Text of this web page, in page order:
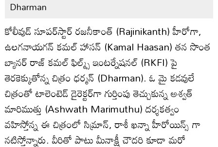
Dharman
కోలీవుడ్ సూపర్‌స్టార్ రజనీకాంత్ (Rajinikanth) హీరోగా,
ఉలగనాయగన్ కమల్ హాసన్ (Kamal Haasan) తన సొంత
బ్యానర్ రాజ్ కమల్ ఫిల్మ్స్ ఇంటర్నేషనల్ (RKFI) పై
తెరకెక్కుతోన్న చిత్రం ధర్మన్ (Dharman). ఓ మై కడవులే
చిత్రంతో టాలెంటెడ్ డైరెక్టర్‌గా గుర్తింపు తెచ్చుకున్న అశ్వత్
మారిముత్తు (Ashwath Marimuthu) దర్శకత్వం
వహిస్తోన్న ఈ చిత్రంలో సిమ్రాన్, రాశీ ఖన్నా హీరోయిన్స్ గా
నటిస్తోన్నారు. వీరితో పాటు మీనాక్షీ చౌదరి కూడా మరో